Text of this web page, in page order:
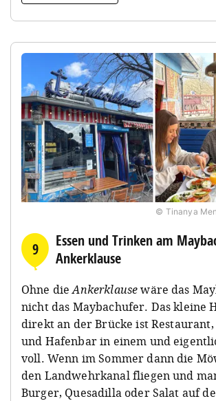
© Tinanya
9
Essen und Trinken am
Ankerklause
Ohne dieAnkerklausewäre das
nicht das Maybachufer. Das kleine
direkt an der Brücke ist
und Hafenbar in einem und
voll. Wenn im Sommer dann die
den Landwehrkanal fliegen und
Burger, Quesadilla oder Salat auf